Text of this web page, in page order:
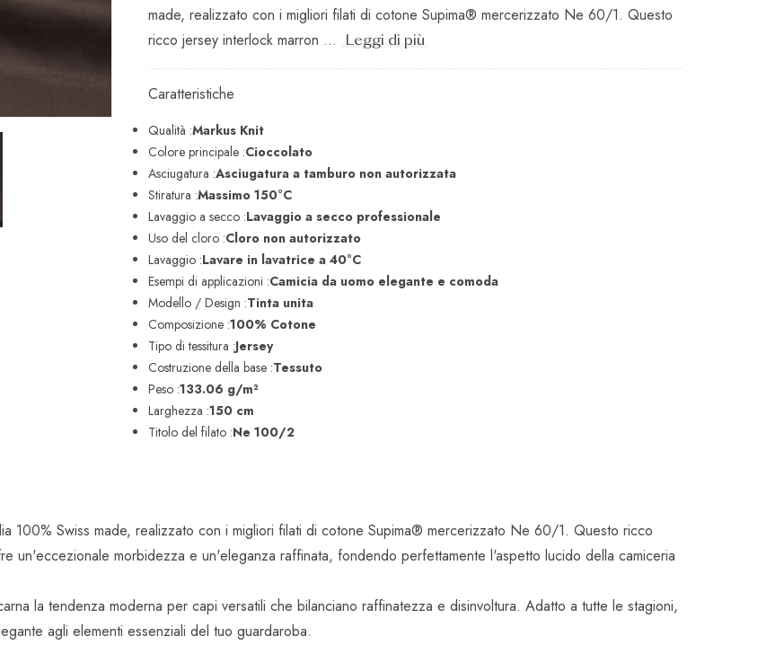
made, realizzato con i migliori filati di cotone Supima® mercerizzato Ne 60/1. Questo
ricco jersey interlock marron ...
Leggi di più
Caratteristiche
Qualità :Markus Knit
Colore principale :Cioccolato
Asciugatura :Asciugatura a tamburo non autorizzata
Stiratura :Massimo 150°C
Lavaggio a secco :Lavaggio a secco professionale
Uso del cloro :Cloro non autorizzato
Lavaggio :Lavare in lavatrice a 40°C
Esempi di applicazioni :Camicia da uomo elegante e comoda
Modello / Design :Tinta unita
Composizione :100% Cotone
Tipo di tessitura :Jersey
Costruzione della base :Tessuto
Peso :133.06 g/m²
Larghezza :150 cm
Titolo del filato :Ne 100/2
100% Swiss made, realizzato con i migliori filati di cotone Supima® mercerizzato Ne 60/1. Questo ricco
morbidezza e un'eleganza raffinata, fondendo perfettamente l'aspetto lucido della camiceria
la tendenza moderna per capi versatili che bilanciano raffinatezza e disinvoltura. Adatto a tutte le stagioni,
agli elementi essenziali del tuo guardaroba.